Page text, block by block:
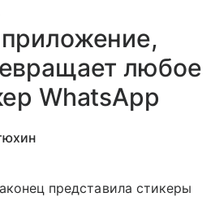
любое
WhatsApp
представила стикеры